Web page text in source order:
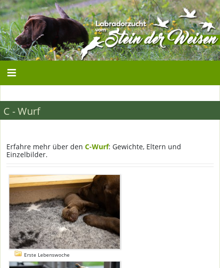
C - Wurf
Erfahre mehr über den C-Wurf: Gewichte, Eltern und
Einzelbilder.
Erste Lebenswoche